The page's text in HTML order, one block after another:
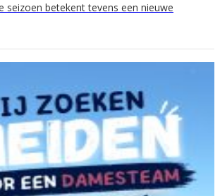
seizoen betekent tevens een nieuwe